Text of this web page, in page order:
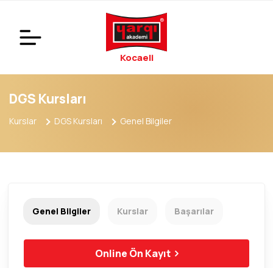
Kocaeli
DGS Kursları
Kurslar DGS Kursları Genel Bilgiler
Genel Bilgiler Kurslar Başarılar
Online Ön Kayıt